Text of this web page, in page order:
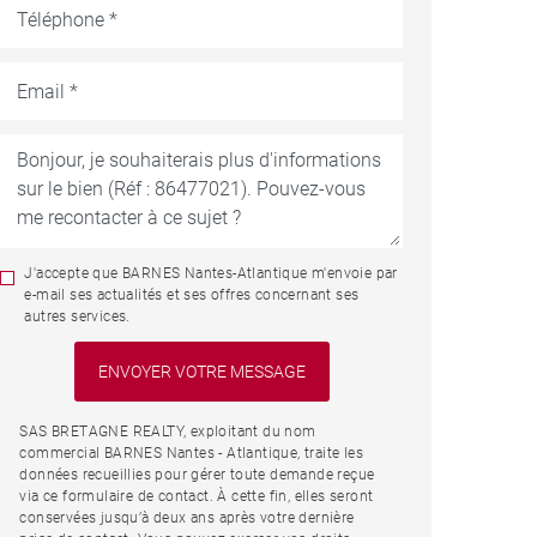
J'accepte que BARNES Nantes-Atlantique m'envoie par
e-mail ses actualités et ses offres concernant ses
autres services.
SAS BRETAGNE REALTY, exploitant du nom
commercial BARNES Nantes - Atlantique, traite les
données recueillies pour gérer toute demande reçue
via ce formulaire de contact. À cette fin, elles seront
conservées jusqu’à deux ans après votre dernière